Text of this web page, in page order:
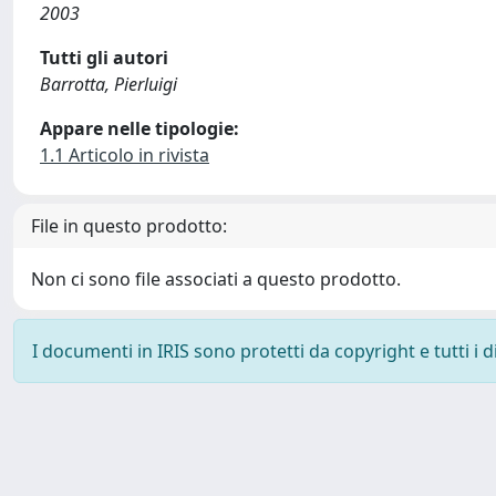
2003
Tutti gli autori
Barrotta, Pierluigi
Appare nelle tipologie:
1.1 Articolo in rivista
File in questo prodotto:
Non ci sono file associati a questo prodotto.
I documenti in IRIS sono protetti da copyright e tutti i